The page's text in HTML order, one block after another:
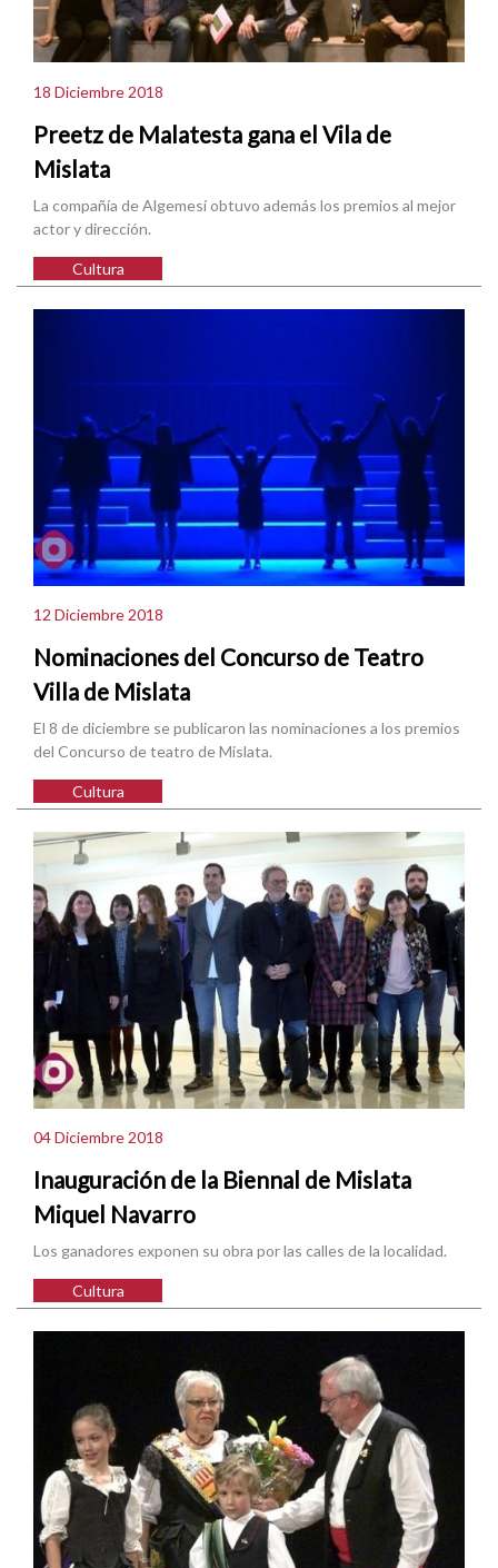
18 Diciembre 2018
Preetz de Malatesta gana el Vila de
Mislata
La compañía de Algemesí obtuvo además los premios al mejor
actor y dirección.
Cultura
12 Diciembre 2018
Nominaciones del Concurso de Teatro
Villa de Mislata
El 8 de diciembre se publicaron las nominaciones a los premios
del Concurso de teatro de Mislata.
Cultura
04 Diciembre 2018
Inauguración de la Biennal de Mislata
Miquel Navarro
Los ganadores exponen su obra por las calles de la localidad.
Cultura